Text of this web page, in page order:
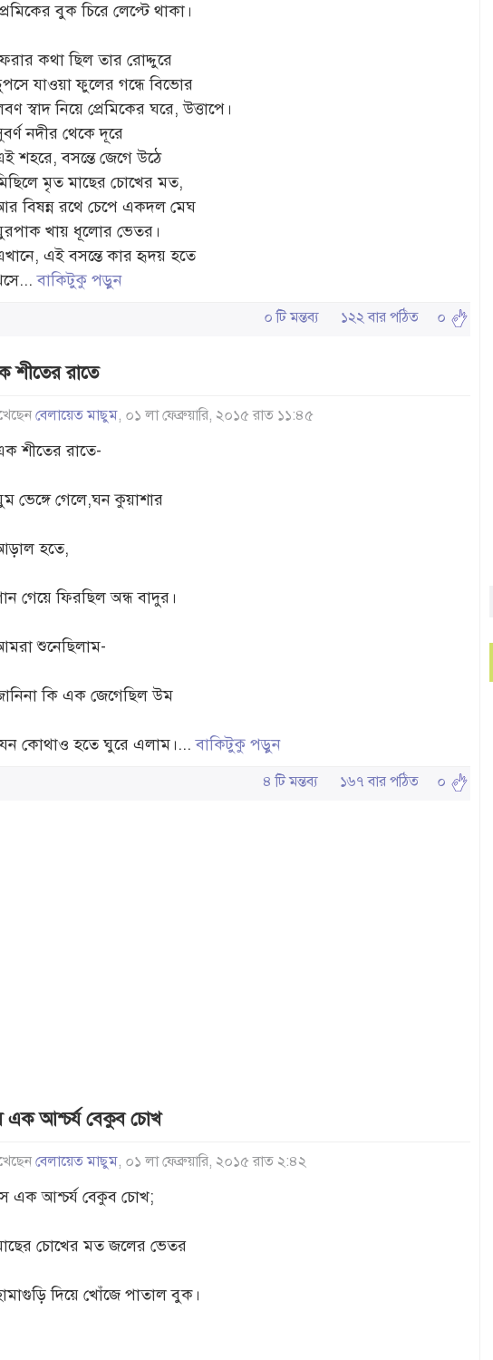
বুক চিরে লেপ্টে থাকা।
কথা ছিল তার রোদ্দুরে
যাওয়া ফুলের গন্ধে বিভোর
স্বাদ নিয়ে প্রেমিকের ঘরে, উত্তাপে।
নদীর থেকে দূরে
শহরে, বসন্তে জেগে উঠে
মৃত মাছের চোখের মত,
বিষন্ন রথে চেপে একদল মেঘ
খায় ধূলোর ভেতর।
এই বসন্তে কার হৃদয় হতে
বাকিটুকু পড়ুন
০ টি মন্তব্য ১২২ বার পঠিত ০
শীতের রাতে
বেলায়েত মাছুম, ০১ লা ফেব্রুয়ারি, ২০১৫ রাত ১১:৪৫
শীতের রাতে-
ভেঙ্গে গেলে,ঘন কুয়াশার
হতে,
গেয়ে ফিরছিল অন্ধ বাদুর।
শুনেছিলাম-
কি এক জেগেছিল উম
কোথাও হতে ঘুরে এলাম।...বাকিটুকু পড়ুন
৪ টি মন্তব্য ১৬৭ বার পঠিত ০
এক আশ্চর্য বেকুব চোখ
বেলায়েত মাছুম, ০১ লা ফেব্রুয়ারি, ২০১৫ রাত ২:৪২
এক আশ্চর্য বেকুব চোখ;
চোখের মত জলের ভেতর
দিয়ে খোঁজে পাতাল বুক।